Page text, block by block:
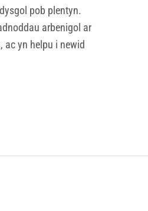
pob plentyn.
arbenigol ar
ac yn helpu i newid